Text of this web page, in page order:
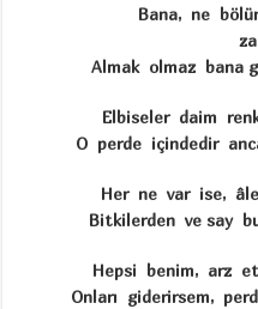
Bana, ne bölünmek
Almak olmaz bana
Elbiseler daim
O perde içindedir
Her ne var ise,
Bitkilerden ve say
Hepsi benim, arz
Onları giderirsem,